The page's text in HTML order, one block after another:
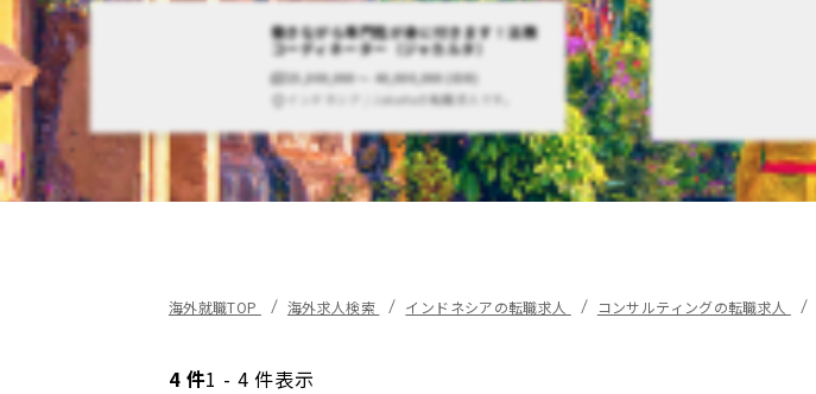
働きながら専門性が身に付きます！法務
コーディネーター（ジャカルタ）
25,000,000 〜 40,000,000 (IDR)
インドネシア / Jakartaの転職求人です。
海外就職TOP 海外求人検索 インドネシアの転職求人 コンサルティングの転職求人
4 件1 - 4 件表示